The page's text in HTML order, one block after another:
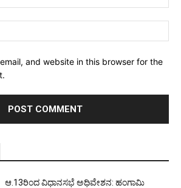
and website in this browser for the
ಆ.13ರಿಂದ ವಿಧಾನಸಭೆ ಅಧಿವೇಶನ: ಹಂಗಾಮಿ